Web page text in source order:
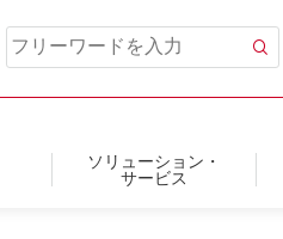
ソリューション・
サービス